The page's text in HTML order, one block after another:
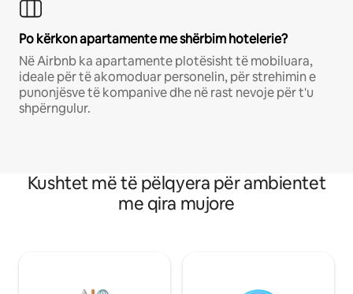
Po kërkon apartamente me shërbim hotelerie?
Në Airbnb ka apartamente plotësisht të mobiluara,
ideale për të akomoduar personelin, për strehimin e
punonjësve të kompanive dhe në rast nevoje për t'u
shpërngulur.
Kushtet më të pëlqyera për ambientet
me qira mujore